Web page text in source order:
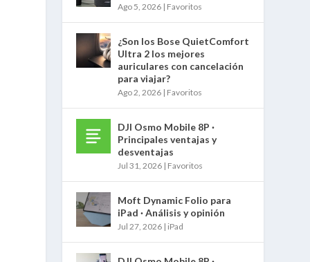
Ago 5, 2026 | Favoritos
¿Son los Bose QuietComfort
Ultra 2 los mejores
auriculares con cancelación
para viajar?
Ago 2, 2026 | Favoritos
DJI Osmo Mobile 8P ·
Principales ventajas y
desventajas
Jul 31, 2026 | Favoritos
Moft Dynamic Folio para
iPad · Análisis y opinión
Jul 27, 2026 | iPad